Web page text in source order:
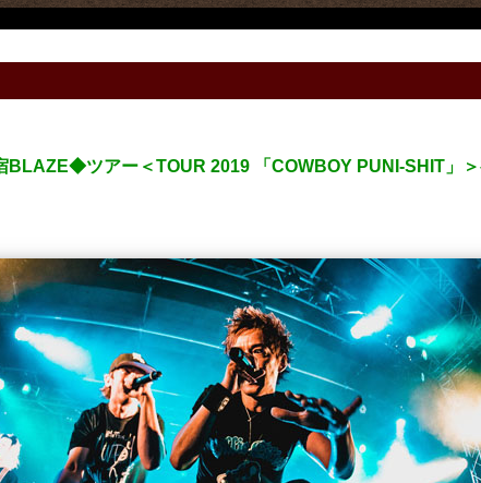
BLAZE◆ツアー＜TOUR 2019 「COWBOY PUNI-SHIT」